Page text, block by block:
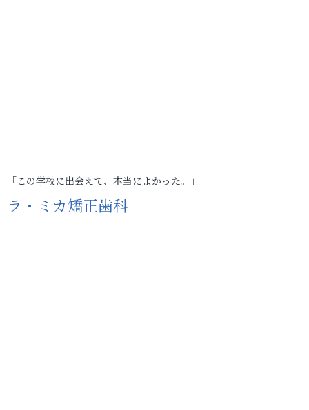
「この学校に出会えて、本当によかった。」
ラ・ミカ矯正歯科